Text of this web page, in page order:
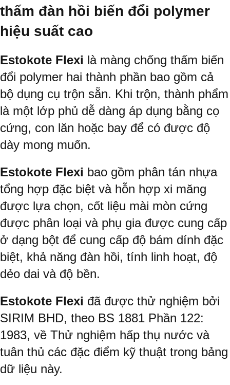
thấm đàn hồi biến đổi polymer
hiệu suất cao
Estokote Flexi là màng chống thấm biến
đổi polymer hai thành phần bao gồm cả
bộ dụng cụ trộn sẵn. Khi trộn, thành phẩm
là một lớp phủ dễ dàng áp dụng bằng cọ
cứng, con lăn hoặc bay để có được độ
dày mong muốn.
Estokote Flexi bao gồm phân tán nhựa
tổng hợp đặc biệt và hỗn hợp xi măng
được lựa chọn, cốt liệu mài mòn cứng
được phân loại và phụ gia được cung cấp
ở dạng bột để cung cấp độ bám dính đặc
biệt, khả năng đàn hồi, tính linh hoạt, độ
dẻo dai và độ bền.
Estokote Flexi đã được thử nghiệm bởi
SIRIM BHD, theo BS 1881 Phần 122:
1983, về Thử nghiệm hấp thụ nước và
tuân thủ các đặc điểm kỹ thuật trong bảng
dữ liệu này.